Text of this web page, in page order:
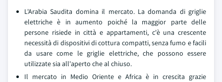
L'Arabia Saudita domina il mercato. La domanda di griglie
elettriche è in aumento poiché la maggior parte delle
persone risiede in città e appartamenti, c'è una crescente
necessità di dispositivi di cottura compatti, senza fumo e facili
da usare come le griglie elettriche, che possono essere
utilizzate sia all'aperto che al chiuso.
Il mercato in Medio Oriente e Africa è in crescita grazie